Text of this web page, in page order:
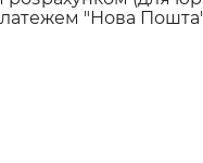
"Нова